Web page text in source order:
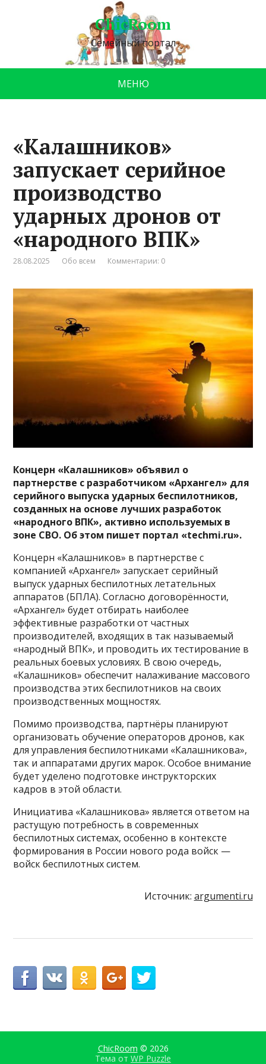
ChicRoom
Семейный портал
МЕНЮ
«Калашников»
запускает серийное
производство
ударных дронов от
«народного ВПК»
28.08.2025 Обо всем Комментарии: 0
Концерн «Калашников» объявил о
партнерстве с разработчиком «Архангел» для
серийного выпуска ударных беспилотников,
созданных на основе лучших разработок
«народного ВПК», активно используемых в
зоне СВО. Об этом пишет портал «techmi.ru».
Концерн «Калашников» в партнерстве с
компанией «Архангел» запускает серийный
выпуск ударных беспилотных летательных
аппаратов (БПЛА). Согласно договорённости,
«Архангел» будет отбирать наиболее
эффективные разработки от частных
производителей, входящих в так называемый
«народный ВПК», и проводить их тестирование в
реальных боевых условиях. В свою очередь,
«Калашников» обеспечит налаживание массового
производства этих беспилотников на своих
производственных мощностях.
Помимо производства, партнёры планируют
организовать обучение операторов дронов, как
для управления беспилотниками «Калашникова»,
так и аппаратами других марок. Особое внимание
будет уделено подготовке инструкторских
кадров в этой области.
Инициатива «Калашникова» является ответом на
растущую потребность в современных
беспилотных системах, особенно в контексте
формирования в России нового рода войск —
войск беспилотных систем.
Источник: argumenti.ru
ChicRoom © 2026
Тема от WP Puzzle